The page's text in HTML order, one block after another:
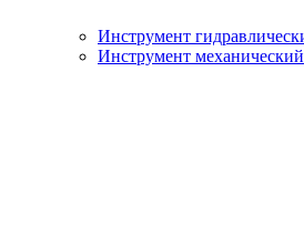
Инструмент
Инструмент механический